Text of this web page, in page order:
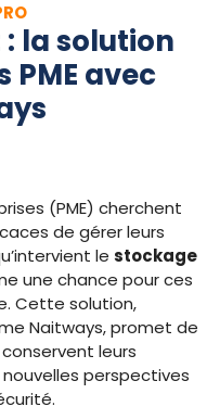
la solution
PME avec
(PME) cherchent
de gérer leurs
le stockage
une chance pour ces
Cette solution,
Naitways, promet de
leurs
perspectives